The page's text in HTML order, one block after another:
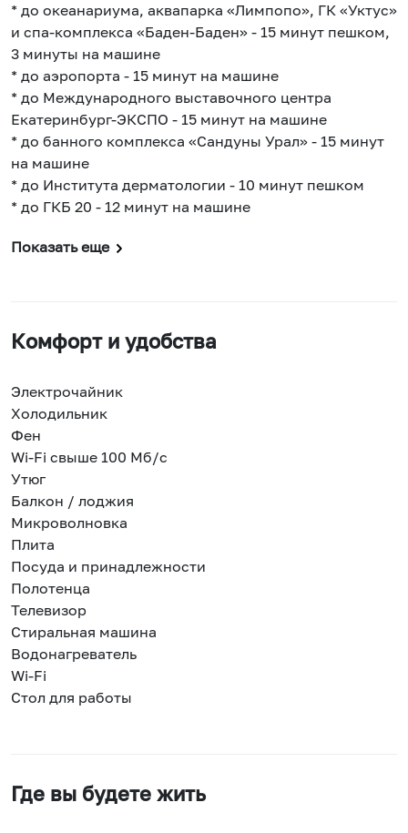
* до океанариума, аквапарка «Лимпопо», ГК «Уктус»
и спа-комплекса «Баден-Баден» - 15 минут пешком,
3 минуты на машине
* до аэропорта - 15 минут на машине
* до Международного выставочного центра
Екатеринбург-ЭКСПО - 15 минут на машине
* до банного комплекса «Сандуны Урал» - 15 минут
на машине
* до Института дерматологии - 10 минут пешком
* до ГКБ 20 - 12 минут на машине
Показать еще
Комфорт и удобства
Электрочайник
Холодильник
Фен
Wi-Fi свыше 100 Мб/с
Утюг
Балкон / лоджия
Микроволновка
Плита
Посуда и принадлежности
Полотенца
Телевизор
Стиральная машина
Водонагреватель
Wi-Fi
Стол для работы
Где вы будете жить